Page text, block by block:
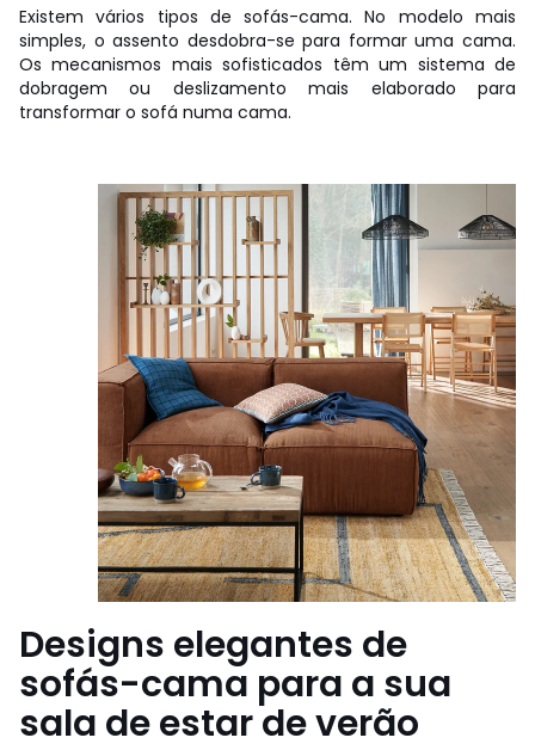
Existem vários tipos de sofás-cama. No modelo mais
simples, o assento desdobra-se para formar uma cama.
Os mecanismos mais sofisticados têm um sistema de
dobragem ou deslizamento mais elaborado para
transformar o sofá numa cama.
Designs elegantes de
sofás-cama para a sua
sala de estar de verão